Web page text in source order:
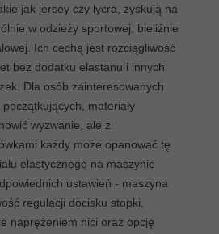
i papier do szycia
do szycia materiału
stopki
górnej i dolnej
i prowadzenie materiału
szycia elastycznych tkanin
i jego ustawienia
(stretch)
i podwójna igła
problemów podczas szycia
i falowanie materiału
jak jersey czy lycra, zyskują na
w odzieży sportowej, bieliźnie
Ich cechą jest rozciągliwość
bez dodatku elastanu i innych
Dla osób zainteresowanych
materiały
wyzwanie, ale z
każdy może opanować tę
elastycznego na maszynie
ustawień - maszyna
regulacji docisku stopki,
naprężeniem nici oraz opcję